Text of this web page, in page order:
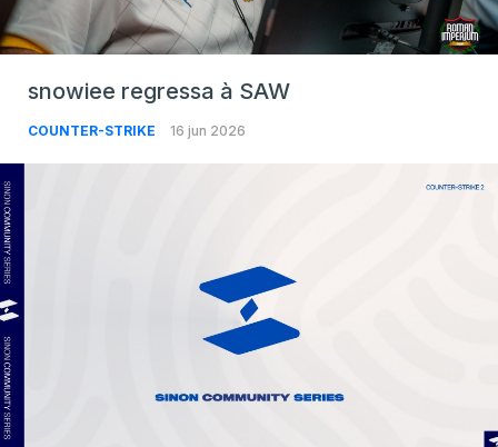
snowiee regressa à SAW
COUNTER-STRIKE 16 jun 2026